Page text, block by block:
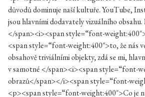
důvodů dominuje naší kultuře. YouTube,
jsou hlavními dodavately vizuálního
</span><i><span style=“font-
<span style=“font-weight:400″>to, že nás
obsahově triviálními objekty, zdá se mi,
v samotné </span><i><span style=“font-
obrazů</span></i><span style=“font-
<p><span style=“font-weight:400″>Co je